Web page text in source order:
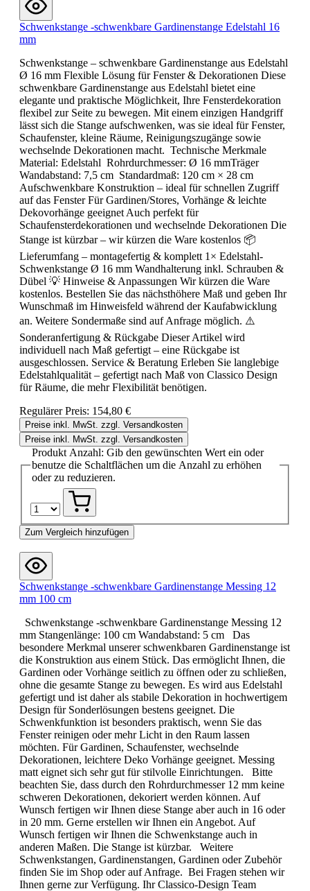
Schwenkstange -schwenkbare Gardinenstange Edelstahl 16
mm
Schwenkstange – schwenkbare Gardinenstange aus Edelstahl
Ø 16 mm Flexible Lösung für Fenster & Dekorationen Diese
schwenkbare Gardinenstange aus Edelstahl bietet eine
elegante und praktische Möglichkeit, Ihre Fensterdekoration
flexibel zur Seite zu bewegen. Mit einem einzigen Handgriff
lässt sich die Stange aufschwenken, was sie ideal für Fenster,
Schaufenster, kleine Räume, Reinigungszugänge sowie
wechselnde Dekorationen macht. Technische Merkmale
Material: Edelstahl Rohrdurchmesser: Ø 16 mmTräger
Wandabstand: 7,5 cm Standardmaß: 120 cm × 28 cm
Aufschwenkbare Konstruktion – ideal für schnellen Zugriff
auf das Fenster Für Gardinen/Stores, Vorhänge & leichte
Dekovorhänge geeignet Auch perfekt für
Schaufensterdekorationen und wechselnde Dekorationen Die
Stange ist kürzbar – wir kürzen die Ware kostenlos 📦
Lieferumfang – montagefertig & komplett 1× Edelstahl-
Schwenkstange Ø 16 mm Wandhalterung inkl. Schrauben &
Dübel 💡 Hinweise & Anpassungen Wir kürzen die Ware
kostenlos. Bestellen Sie das nächsthöhere Maß und geben Ihr
Wunschmaß im Hinweisfeld während der Kaufabwicklung
an. Weitere Sondermaße sind auf Anfrage möglich. ⚠️
Sonderanfertigung & Rückgabe Dieser Artikel wird
individuell nach Maß gefertigt – eine Rückgabe ist
ausgeschlossen. Service & Beratung Erleben Sie langlebige
Edelstahlqualität – gefertigt nach Maß von Classico Design
für Räume, die mehr Flexibilität benötigen.
Regulärer Preis: 154,80 €
Preise inkl. MwSt. zzgl. Versandkosten
Preise inkl. MwSt. zzgl. Versandkosten
Produkt Anzahl: Gib den gewünschten Wert ein oder
benutze die Schaltflächen um die Anzahl zu erhöhen
oder zu reduzieren.
Zum Vergleich hinzufügen
Schwenkstange -schwenkbare Gardinenstange Messing 12
mm 100 cm
Schwenkstange -schwenkbare Gardinenstange Messing 12
mm Stangenlänge: 100 cm Wandabstand: 5 cm Das
besondere Merkmal unserer schwenkbaren Gardinenstange ist
die Konstruktion aus einem Stück. Das ermöglicht Ihnen, die
Gardinen oder Vorhänge seitlich zu öffnen oder zu schließen,
ohne die gesamte Stange zu bewegen. Es wird aus Edelstahl
gefertigt und ist daher als stabile Dekoration in hochwertigem
Design für Sonderlösungen bestens geeignet. Die
Schwenkfunktion ist besonders praktisch, wenn Sie das
Fenster reinigen oder mehr Licht in den Raum lassen
möchten. Für Gardinen, Schaufenster, wechselnde
Dekorationen, leichtere Deko Vorhänge geeignet. Messing
matt eignet sich sehr gut für stilvolle Einrichtungen. Bitte
beachten Sie, dass durch den Rohrdurchmesser 12 mm keine
schweren Dekorationen, dekoriert werden können. Auf
Wunsch fertigen wir Ihnen diese Stange aber auch in 16 oder
in 20 mm. Gerne erstellen wir Ihnen ein Angebot. Auf
Wunsch fertigen wir Ihnen die Schwenkstange auch in
anderen Maßen. Die Stange ist kürzbar. Weitere
Schwenkstangen, Gardinenstangen, Gardinen oder Zubehör
finden Sie im Shop oder auf Anfrage. Bei Fragen stehen wir
Ihnen gerne zur Verfügung. Ihr Classico-Design Team